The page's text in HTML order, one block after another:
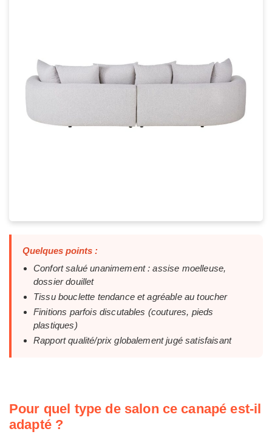
Quelques points :
Confort salué unanimement : assise moelleuse,
dossier douillet
Tissu bouclette tendance et agréable au toucher
Finitions parfois discutables (coutures, pieds
plastiques)
Rapport qualité/prix globalement jugé satisfaisant
Pour quel type de salon ce canapé est-il
adapté ?